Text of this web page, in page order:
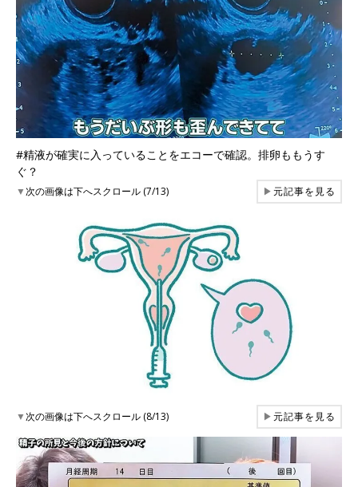
#精液が確実に入っていることをエコーで確認。排卵ももうす
ぐ？
▼次の画像は下へスクロール (7/13) ▶元記事を見る
▼次の画像は下へスクロール (8/13) ▶元記事を見る